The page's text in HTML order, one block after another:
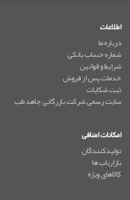
اطلاعات
درباره ما
شماره حساب بانکی
شرایط و قوانین
خدمات پس از فروش
ثبت شکایات
سایت رسمی شرکت بازرگانی جاهد طب
امکانات اضافی
تولیدکنندگان
بازاریاب ها
کالاهای ویژه